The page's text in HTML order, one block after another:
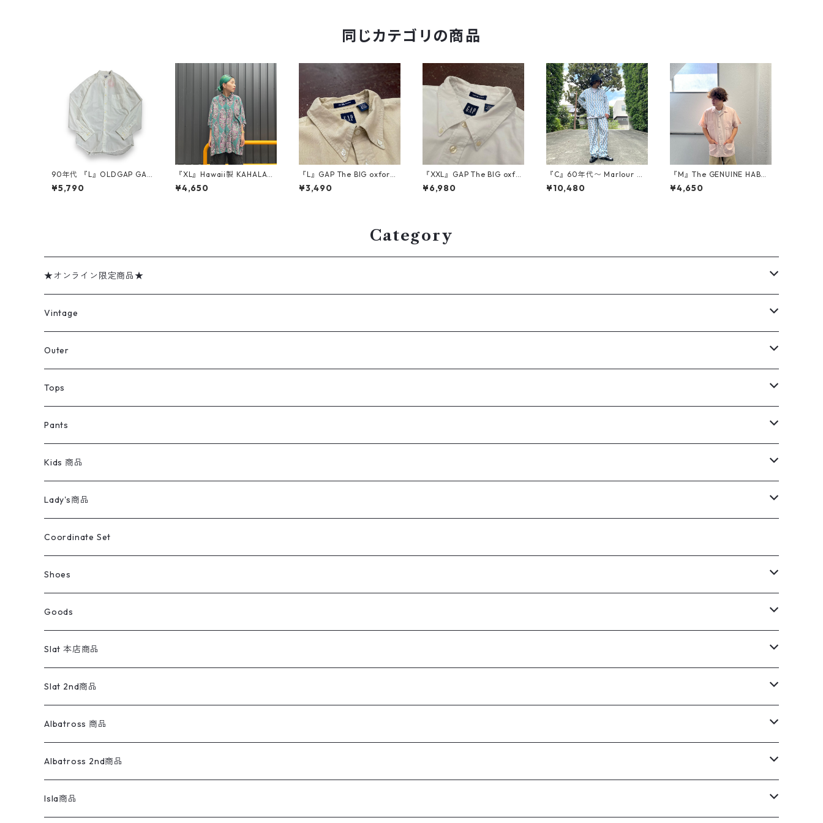
同じカテゴリの商品
90年代 『L』OLDGAP GAP
オールドギャップ ギャップ
シャツ 長袖シャツ ノーカラ
¥5,790
『XL』Hawaii製 KAHALA
半袖シャツ レーヨンシャツ
総柄 紫 緑 古着 古着屋 高円
¥4,650
『L』GAP The BIG oxford
ギャップ ビックオックスフ
ォード 長袖シャツ ボタンダ
¥3,490
『XXL』GAP The BIG oxfor
d ギャップ ビッグオックス
フォード 長袖シャツ ボタン
¥6,980
『C』60年代〜 Marlour パ
ジャマ セットアップ 水色 総
柄 古着 古着屋 高円寺 ビン
¥10,480
『M』The GENUINE HABAN
D GUARABERA キューバシ
ャツ 開襟 刺繍 スナップボタ
¥4,650
Category
★オンライン限定商品★
ミリタリーデッドストック
アウター
デニムジャケット
ミリタリージャケット
コート
ナイロンジャケット
レザー
トップス
半袖シャツ
長袖シャツ
セーター・カーディガン
パンツ
デニムパンツ
ミリタリーパンツ
スラックス
オーバーオール・つなぎ
レディース
アウター
トップス
キッズ
アウター
トップス
ライフスタイル雑貨
ラグ・ブランケット
ブランド
ラルフローレン
リーバイス
カーハート
Vintage
Jacket
Tee
Sweat Shirts
REVERSE WEAVE
Pants
Shirts
Ladies
Sweater
Goods
Military
Outer
コート
デニムジャケット
ミリタリージャケット
スウィングトップ
アウトドアナイロンジャケット
スポーツナイロンジャケット
ワークジャケット
テーラードジャケット
ウールジャケット
ダウンジャケット
レザージャケット
Otherジャケット
Tops
Tシャツ
長袖シャツ
ブランドシャツ
ストライプシャツ
柄シャツ
ワークシャツ
半袖シャツ
ポロシャツ
スウェット・パーカ
プリントスウェット
ロゴスウェット
ベスト
セーター・カーディガン
アランセーター
ウールセーター
フリース
Pants
デニムパンツ
501,505
バギーズデニム
ミリタリーパンツ
チノパンツ
イージーパンツ
スラックス
ワークパンツ
コーデュロイパンツ
オーバーオール・つなぎ
ショーツ
Otherパンツ
Kids 商品
Vintage
Tops
Pants
Tops
Pants
Lady's商品
Tシャツ
ブラウス／シャツ／デザイントップス
長袖
半袖
ベスト／キャミソール
スウェット
ニット
ジャケット
スカート
パンツ(w30以下)
Coordinate Set
Shoes
22cm以下
22.5cm
23cm
23.5cm
24cm
24.5cm
Goods
バンダナ
Slat 本店商品
Outer
Tee
Shirts
S/S Shirts
Sweat Shirts
Slat 2nd商品
アウター
ハンティングジャケット
アウトドアジャケット
長袖シャツ
アウトドアシャツ
半袖シャツ
Albatross 商品
Vintage sweater
Outer
Albatross 2nd商品
70sアイテム
Isla商品